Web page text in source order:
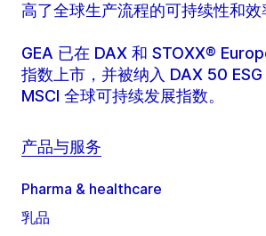
高了全球生产流程的可持续性和效
GEA 已在 DAX 和 STOXX®
指数上市，并被纳入 DAX 50 ESG
MSCI 全球可持续发展指数。
产品与服务
Pharma & healthcare
乳品